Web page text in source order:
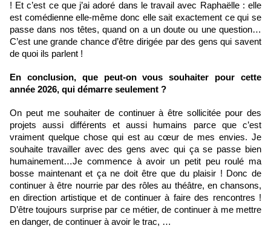
! Et c’est ce que j’ai adoré dans le travail avec Raphaëlle : elle
est comédienne elle-même donc elle sait exactement ce qui se
passe dans nos têtes, quand on a un doute ou une question…
C’est une grande chance d’être dirigée par des gens qui savent
de quoi ils parlent !
En conclusion, que peut-on vous souhaiter pour cette
année 2026, qui démarre seulement ?
On peut me souhaiter de continuer à être sollicitée pour des
projets aussi différents et aussi humains parce que c’est
vraiment quelque chose qui est au cœur de mes envies. Je
souhaite travailler avec des gens avec qui ça se passe bien
humainement…Je commence à avoir un petit peu roulé ma
bosse maintenant et ça ne doit être que du plaisir ! Donc de
continuer à être nourrie par des rôles au théâtre, en chansons,
en direction artistique et de continuer à faire des rencontres !
D’être toujours surprise par ce métier, de continuer à me mettre
en danger, de continuer à avoir le trac, …